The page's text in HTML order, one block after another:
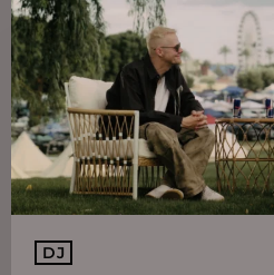
DJ